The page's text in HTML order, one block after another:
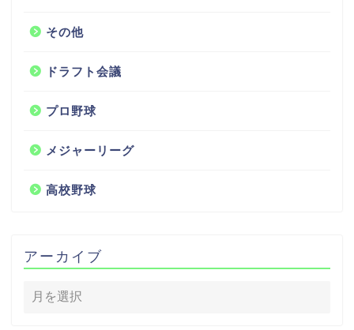
その他
ドラフト会議
プロ野球
メジャーリーグ
高校野球
アーカイブ